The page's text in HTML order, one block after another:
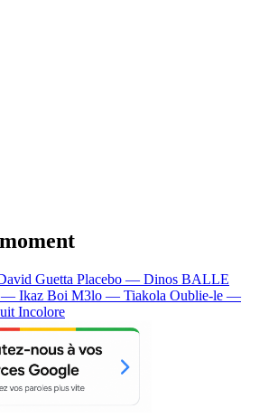
Guetta Placebo — Dinos BALLE
Ikaz Boi M3lo — Tiakola Oublie-le —
Incolore